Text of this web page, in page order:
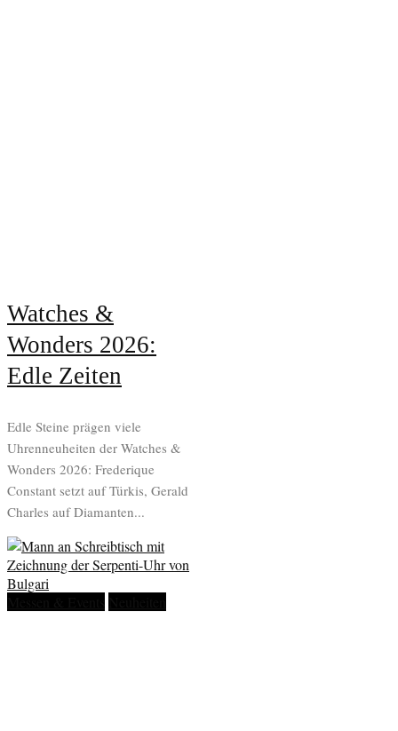
Watches &
Wonders 2026:
Edle Zeiten
Edle Steine prägen viele
Uhrenneuheiten der Watches &
Wonders 2026: Frederique
Constant setzt auf Türkis, Gerald
Charles auf Diamanten...